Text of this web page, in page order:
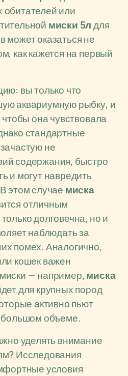
или
миски 5лдля
может оказаться не
как кажется на первый
вы только что
аквариумную рыбку, и
она чувствовала
стандартные
не
содержания, быстро
и могут навредить
этом случае миска
отличным
долговечна, но и
наблюдать за
помех. Аналогично,
кошек важен
— например, миска
для крупных пород
активно пьют
большом объеме.
уделять внимание
Исследования
условия